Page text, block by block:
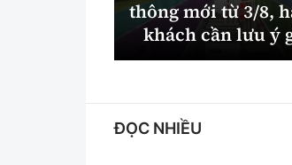
thông mới từ 3/8,
khách cần lưu ý
ĐỌC NHIỀU